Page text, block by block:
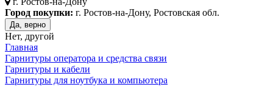
Город покупки: г. Ростов-на-Дону, Ростовская обл.
Да, верно
Нет, другой
Главная
Гарнитуры оператора и средства связи
Гарнитуры и кабели
Гарнитуры для ноутбука и компьютера